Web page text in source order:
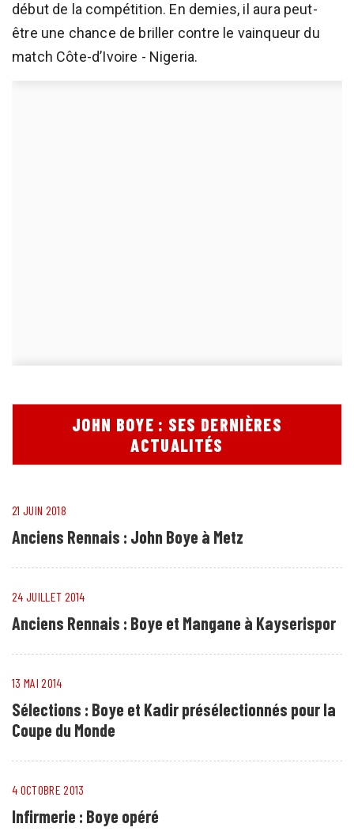
début de la compétition. En demies, il aura peut-
être une chance de briller contre le vainqueur du
match Côte-d’Ivoire - Nigeria.
JOHN BOYE : SES DERNIÈRES
ACTUALITÉS
21 JUIN 2018
Anciens Rennais : John Boye à Metz
24 JUILLET 2014
Anciens Rennais : Boye et Mangane à Kayserispor
13 MAI 2014
Sélections : Boye et Kadir présélectionnés pour la
Coupe du Monde
4 OCTOBRE 2013
Infirmerie : Boye opéré